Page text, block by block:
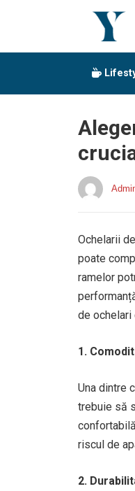
Ochelarii
poate
ramelor
de ochelari
1.
Una dintre
trebuie să
riscul de
2.